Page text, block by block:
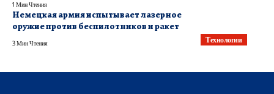
1 Мин Чтения
Технологии
Немецкая армия испытывает лазерное
оружие против беспилотников и ракет
3 Мин Чтения